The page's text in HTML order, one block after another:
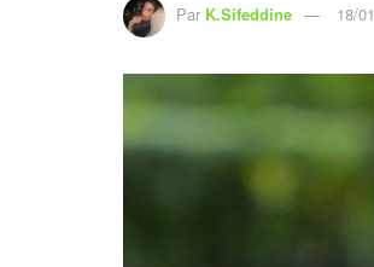
Par K.Sifeddine 18/